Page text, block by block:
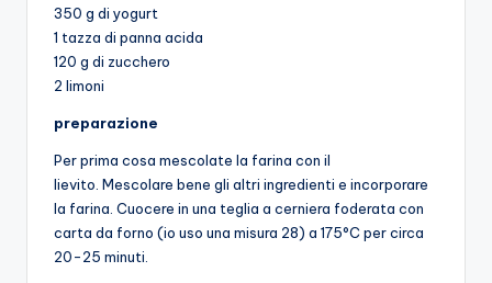
350 g di yogurt
1 tazza di panna acida
120 g di zucchero
2 limoni
preparazione
Per prima cosa mescolate la farina con il
lievito. Mescolare bene gli altri ingredienti e incorporare
la farina. Cuocere in una teglia a cerniera foderata con
carta da forno (io uso una misura 28) a 175°C per circa
20-25 minuti.